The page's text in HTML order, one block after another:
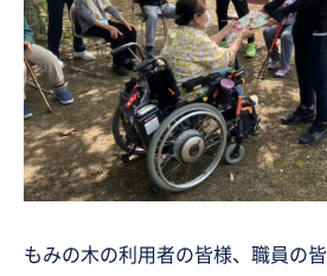
もみの木の利用者の皆様、職員の